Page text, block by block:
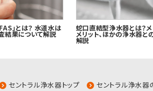
」とは？ 水道水は
結果について解説
蛇口直結型浄水器とは？メ
メリット、ほかの浄水器と
解説
セントラル浄水器トップ
セントラル浄水器